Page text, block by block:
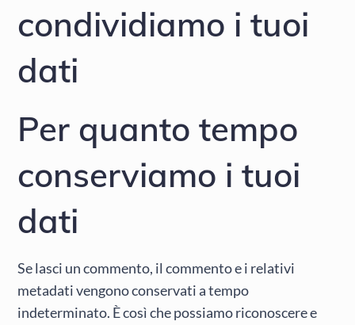
condividiamo i tuoi
dati
Per quanto tempo
conserviamo i tuoi
dati
Se lasci un commento, il commento e i relativi
metadati vengono conservati a tempo
indeterminato. È così che possiamo riconoscere e